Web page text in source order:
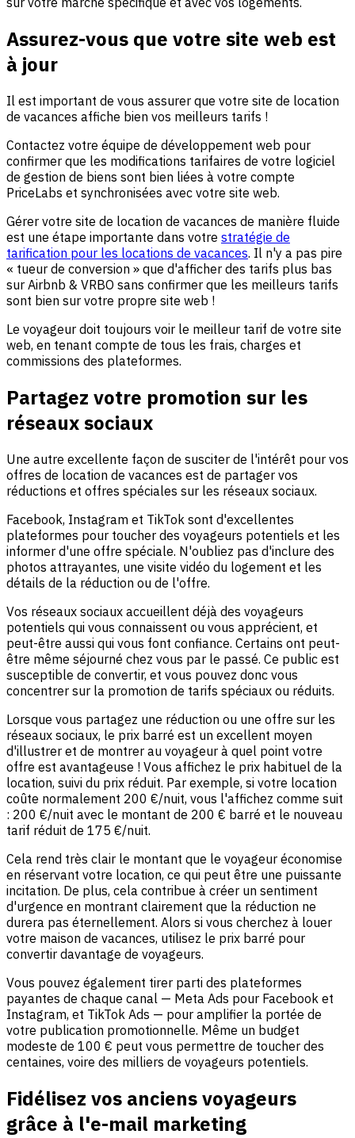
Assurez-vous que votre site web est
à jour
Il est important de vous assurer que votre site de location
de vacances affiche bien vos meilleurs tarifs !
Contactez votre équipe de développement web pour
confirmer que les modifications tarifaires de votre logiciel
de gestion de biens sont bien liées à votre compte
PriceLabs et synchronisées avec votre site web.
Gérer votre site de location de vacances de manière fluide
est une étape importante dans votre stratégie de
tarification pour les locations de vacances. Il n'y a pas pire
« tueur de conversion » que d'afficher des tarifs plus bas
sur Airbnb & VRBO sans confirmer que les meilleurs tarifs
sont bien sur votre propre site web !
Le voyageur doit toujours voir le meilleur tarif de votre site
web, en tenant compte de tous les frais, charges et
commissions des plateformes.
Partagez votre promotion sur les
réseaux sociaux
Une autre excellente façon de susciter de l'intérêt pour vos
offres de location de vacances est de partager vos
réductions et offres spéciales sur les réseaux sociaux.
Facebook, Instagram et TikTok sont d'excellentes
plateformes pour toucher des voyageurs potentiels et les
informer d'une offre spéciale. N'oubliez pas d'inclure des
photos attrayantes, une visite vidéo du logement et les
détails de la réduction ou de l'offre.
Vos réseaux sociaux accueillent déjà des voyageurs
potentiels qui vous connaissent ou vous apprécient, et
peut-être aussi qui vous font confiance. Certains ont peut-
être même séjourné chez vous par le passé. Ce public est
susceptible de convertir, et vous pouvez donc vous
concentrer sur la promotion de tarifs spéciaux ou réduits.
Lorsque vous partagez une réduction ou une offre sur les
réseaux sociaux, le prix barré est un excellent moyen
d'illustrer et de montrer au voyageur à quel point votre
offre est avantageuse ! Vous affichez le prix habituel de la
location, suivi du prix réduit. Par exemple, si votre location
coûte normalement 200 €/nuit, vous l'affichez comme suit
: 200 €/nuit avec le montant de 200 € barré et le nouveau
tarif réduit de 175 €/nuit.
Cela rend très clair le montant que le voyageur économise
en réservant votre location, ce qui peut être une puissante
incitation. De plus, cela contribue à créer un sentiment
d'urgence en montrant clairement que la réduction ne
durera pas éternellement. Alors si vous cherchez à louer
votre maison de vacances, utilisez le prix barré pour
convertir davantage de voyageurs.
Vous pouvez également tirer parti des plateformes
payantes de chaque canal — Meta Ads pour Facebook et
Instagram, et TikTok Ads — pour amplifier la portée de
votre publication promotionnelle. Même un budget
modeste de 100 € peut vous permettre de toucher des
centaines, voire des milliers de voyageurs potentiels.
Fidélisez vos anciens voyageurs
grâce à l'e-mail marketing